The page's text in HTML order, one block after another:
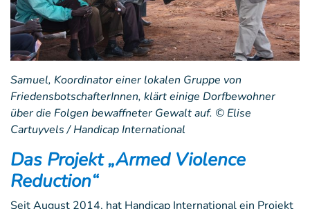
Samuel, Koordinator einer lokalen Gruppe von
FriedensbotschafterInnen, klärt einige Dorfbewohner
über die Folgen bewaffneter Gewalt auf. © Elise
Cartuyvels / Handicap International
Das Projekt „Armed Violence
Reduction“
Seit August 2014, hat Handicap International ein Projekt